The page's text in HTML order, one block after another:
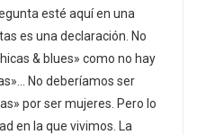
esté aquí en una
es una declaración. No
& blues» como no hay
No deberíamos ser
por ser mujeres. Pero lo
en la que vivimos. La